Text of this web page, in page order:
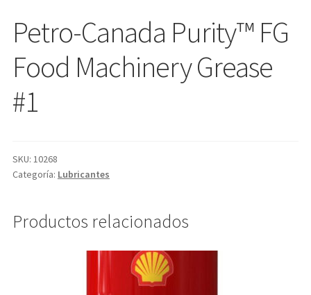
Petro-Canada Purity™ FG
Food Machinery Grease
#1
SKU: 10268
Categoría: Lubricantes
Productos relacionados